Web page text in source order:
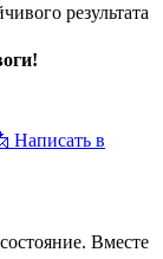
результата
Написать в
Вместе